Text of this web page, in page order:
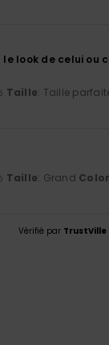
look de celui ou
Taille: Taille
Taille: Grand
Vérifié par TrustVille